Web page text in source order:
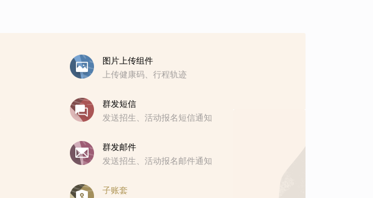
图片上传组件
上传健康码、行程轨迹
群发短信
发送招生、活动报名短信通知
群发邮件
发送招生、活动报名邮件通知
子账套